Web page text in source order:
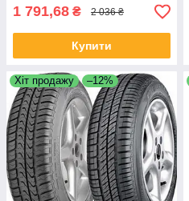
1 791,68 ₴ 2 036 ₴
Купити
Хіт продажу –12%